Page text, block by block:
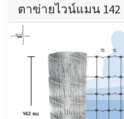
ตาข่ายไวน์แมน 142